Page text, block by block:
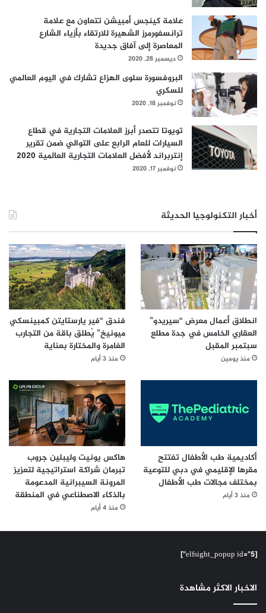
علامة كينجس أمبيشن تتعاون مع علامة
ترانسفورمرز الشهيرة للارتقاء بأزياء الشارع
المعاصرة إلى آفاق جديدة
ديسمبر 28, 2020
البروفسورة سلوى الهزاع تشارك في اليوم العالمي
للسكري
نوفمبر 18, 2020
تويوتا تتصدر أبرز العلامات التجارية في قطاع
السيارات للعام الرابع على التوالي ضمن تقرير
إنتربراند لأفضل العلامات التجارية العالمية 2020
نوفمبر 17, 2020
أخبار التكنولوجيا الحديثة
انطلاق أعمال معرض “سيريدو”
العقاري الخامس في جدة مطلع
سبتمبر المقبل
منذ يومين
فندق “فير يارستايتن كمبينسكي
ميونيخ” يُطلق باقة من التجارب
الغامرة والمختارة بعناية
منذ 3 أيام
أكاديمية طب الأطفال تفتتح
مقرها الإقليمي في دبي للتوعية
بمختلف مجالات طب الأطفال
منذ 3 أيام
هاكس يونيت وليبلين جروب
تبرمان شراكة استراتيجية لتعزيز
المرونة السيبرانية المدعومة
بالذكاء الاصطناعي في المنطقة
منذ 4 أيام
[elfsight_popup id="5"]
الاخبار الاكثر مشاهدة